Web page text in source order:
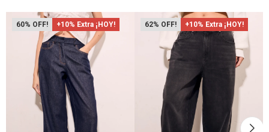
60 +10% Extra ¡HOY! 62 +10% Extra ¡HOY!